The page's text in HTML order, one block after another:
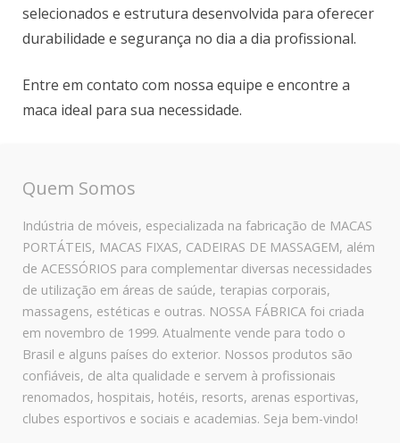
selecionados e estrutura desenvolvida para oferecer
durabilidade e segurança no dia a dia profissional.
Entre em contato com nossa equipe e encontre a
maca ideal para sua necessidade.
Quem Somos
Indústria de móveis, especializada na fabricação de MACAS
PORTÁTEIS, MACAS FIXAS, CADEIRAS DE MASSAGEM, além
de ACESSÓRIOS para complementar diversas necessidades
de utilização em áreas de saúde, terapias corporais,
massagens, estéticas e outras. NOSSA FÁBRICA foi criada
em novembro de 1999. Atualmente vende para todo o
Brasil e alguns países do exterior. Nossos produtos são
confiáveis, de alta qualidade e servem à profissionais
renomados, hospitais, hotéis, resorts, arenas esportivas,
clubes esportivos e sociais e academias. Seja bem-vindo!